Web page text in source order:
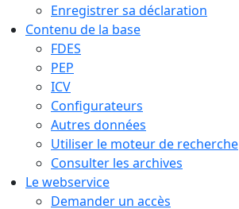
Enregistrer sa déclaration
Contenu de la base
FDES
PEP
ICV
Configurateurs
Autres données
Utiliser le moteur de recherche
Consulter les archives
Le webservice
Demander un accès